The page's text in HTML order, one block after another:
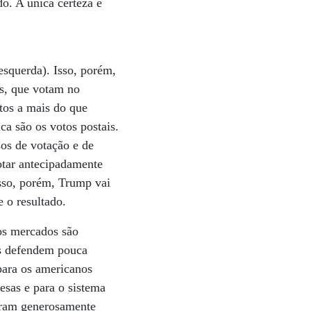
A única certeza é
Isso, porém,
que votam no
a mais do que
são os votos postais.
de votação e de
antecipadamente
porém, Trump vai
o resultado.
mercados são
pouca
os americanos
e para o sistema
generosamente